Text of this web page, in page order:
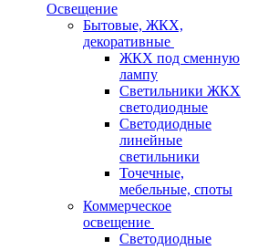
Освещение
Бытовые, ЖКХ,
декоративные
ЖКХ под сменную
лампу
Светильники ЖКХ
светодиодные
Светодиодные
линейные
светильники
Точечные,
мебельные, споты
Коммерческое
освещение
Светодиодные